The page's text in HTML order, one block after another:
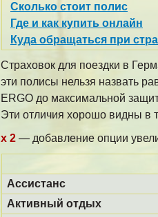
Сколько стоит полис
Где и как купить онлайн
Куда обращаться при
Страховок для поездки в
эти полисы нельзя назвать
ERGO до максимальной
Эти отличия хорошо видны в
x 2 — добавление опции
Ассистанс
Активный отдых